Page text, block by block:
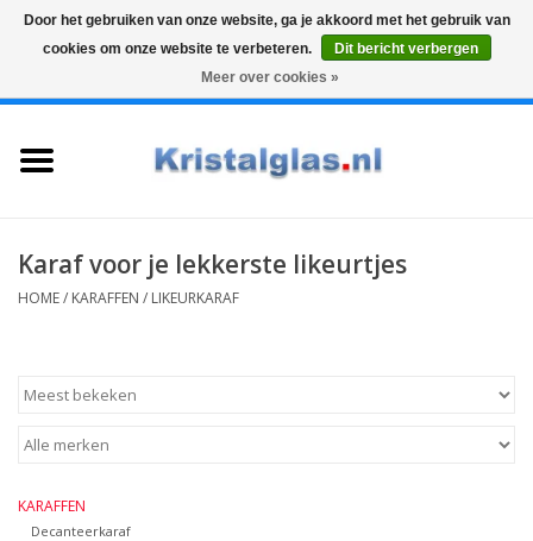
Graveren
Karaffen
Cadeaus
Koffie & Thee
Karaf voor je lekkerste likeurtjes
HOME/ KARAFFEN / LIKEURKARAF
KARAFFEN
Decanteerkaraf
Door het gebruiken van onze website, ga je akkoord met het gebruik van
cookies om onze website te verbeteren.
Dit bericht verbergen
Meer over cookies »